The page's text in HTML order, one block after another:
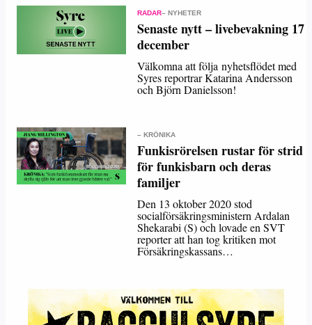
RADAR– NYHETER
Senaste nytt – livebevakning 17
december
Välkomna att följa nyhetsflödet med
Syres reportrar Katarina Andersson
och Björn Danielsson!
– KRÖNIKA
Funkisrörelsen rustar för strid
för funkisbarn och deras
familjer
Den 13 oktober 2020 stod
socialförsäkringsministern Ardalan
Shekarabi (S) och lovade en SVT
reporter att han tog kritiken mot
Försäkringskassans…